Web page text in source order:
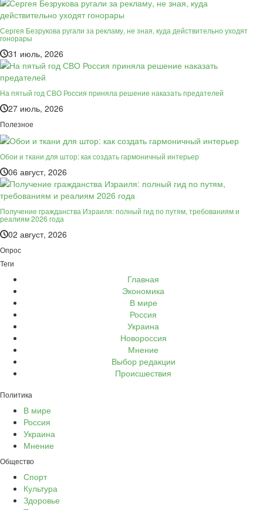
Сергея Безрукова ругали за рекламу, не зная, куда действительно уходят
гонорары
31 июль, 2026
На пятый год СВО Россия приняла решение наказать предателей
27 июль, 2026
Полезное
Обои и ткани для штор: как создать гармоничный интерьер
06 август, 2026
Получение гражданства Израиля: полный гид по путям, требованиям и
реалиям 2026 года
02 август, 2026
Опрос
Теги
Главная
Экономика
В мире
Россия
Украина
Новороссия
Мнение
Выбор редакции
Происшествия
Политика
В мире
Россия
Украина
Мнение
Общество
Спорт
Культура
Здоровье